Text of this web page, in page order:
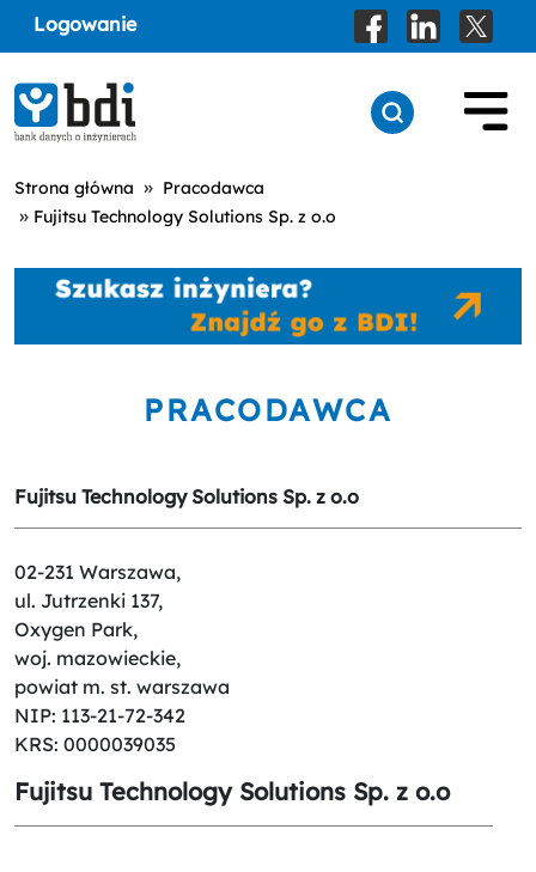
Logowanie
Strona główna » Pracodawca
» Fujitsu Technology Solutions Sp. z o.o
PRACODAWCA
Fujitsu Technology Solutions Sp. z o.o
02-231 Warszawa,
ul. Jutrzenki 137,
Oxygen Park,
woj. mazowieckie,
powiat m. st. warszawa
NIP: 113-21-72-342
KRS: 0000039035
Fujitsu Technology Solutions Sp. z o.o